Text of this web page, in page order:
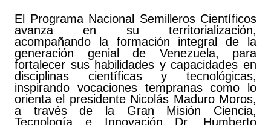
El Programa Nacional Semilleros Científicos
avanza en su territorialización,
acompañando la formación integral de la
generación genial de Venezuela, para
fortalecer sus habilidades y capacidades en
disciplinas científicas y tecnológicas,
inspirando vocaciones tempranas como lo
orienta el presidente Nicolás Maduro Moros,
a través de la Gran Misión Ciencia,
Tecnología e Innovación Dr. Humberto